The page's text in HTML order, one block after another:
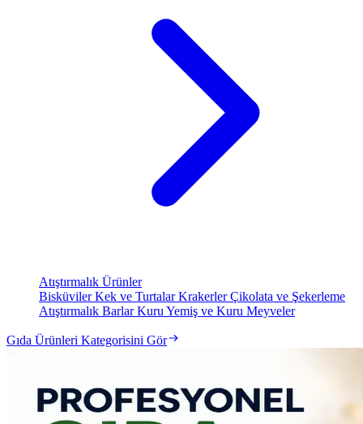
Atıştırmalık Ürünler
BisküvilerKek ve TurtalarKrakerlerÇikolata ve Şekerleme
Atıştırmalık BarlarKuru Yemiş ve Kuru Meyveler
Gıda Ürünleri Kategorisini Gör